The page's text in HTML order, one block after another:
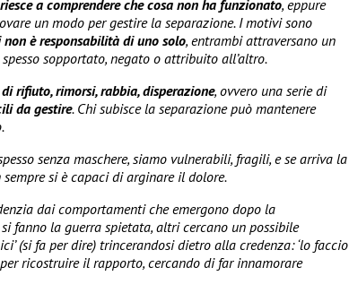
a comprendere che cosa non ha funzionato, eppure
un modo per gestire la separazione. I motivi sono
è responsabilità di uno solo, entrambi attraversano un
sopportato, negato o attribuito all’altro.
rifiuto, rimorsi, rabbia, disperazione, ovvero una serie di
da gestire. Chi subisce la separazione può mantenere
senza maschere, siamo vulnerabili, fragili, e se arriva la
si è capaci di arginare il dolore.
dai comportamenti che emergono dopo la
fanno la guerra spietata, altri cercano un possibile
(si fa per dire) trincerandosi dietro alla credenza: ‘lo faccio
ricostruire il rapporto, cercando di far innamorare